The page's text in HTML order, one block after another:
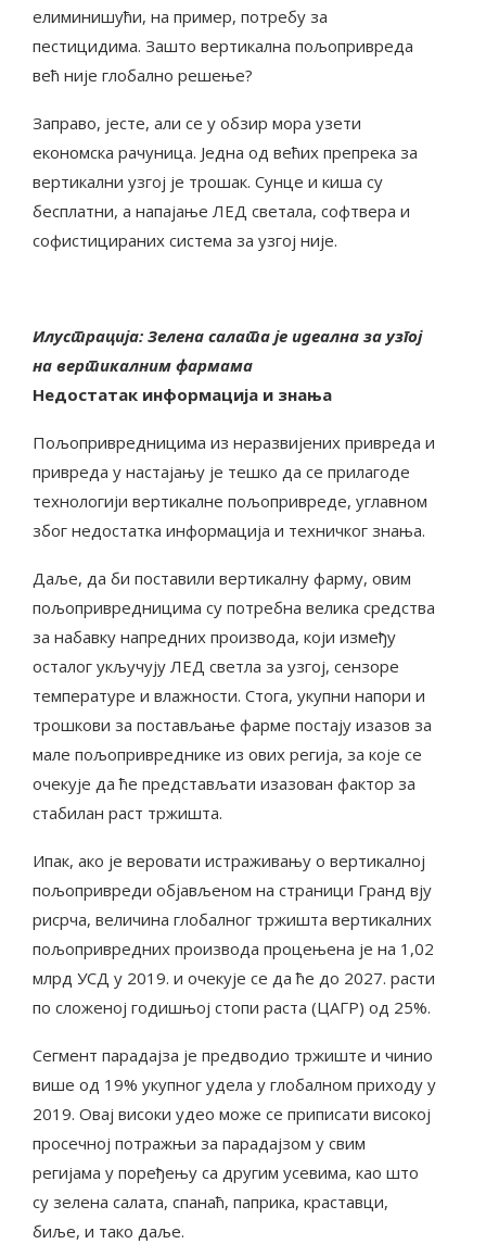
елиминишући, на пример, потребу за
пестицидима. Зашто вертикална пољопривреда
већ није глобално решење?
Заправо, јесте, али се у обзир мора узети
економска рачуница. Једна од већих препрека за
вертикални узгој је трошак. Сунце и киша су
бесплатни, а напајање ЛЕД светала, софтвера и
софистицираних система за узгој није.
Илустрација: Зелена салата је идеална за узгој
на вертикалним фармама
Недостатак информација и знања
Пољопривредницима из неразвијених привреда и
привреда у настајању је тешко да се прилагоде
технологији вертикалне пољопривреде, углавном
због недостатка информација и техничког знања.
Даље, да би поставили вертикалну фарму, овим
пољопривредницима су потребна велика средства
за набавку напредних производа, који између
осталог укључују ЛЕД светла за узгој, сензоре
температуре и влажности. Стога, укупни напори и
трошкови за постављање фарме постају изазов за
мале пољопривреднике из ових регија, за које се
очекује да ће представљати изазован фактор за
стабилан раст тржишта.
Ипак, ако је веровати истраживању о вертикалној
пољопривреди објављеном на страници Гранд вју
рисрча, величина глобалног тржишта вертикалних
пољопривредних производа процењена је на 1,02
млрд УСД у 2019. и очекује се да ће до 2027. расти
по сложеној годишњој стопи раста (ЦАГР) од 25%.
Сегмент парадајза је предводио тржиште и чинио
више од 19% укупног удела у глобалном приходу у
2019. Овај високи удео може се приписати високој
просечној потражњи за парадајзом у свим
регијама у поређењу са другим усевима, као што
су зелена салата, спанаћ, паприка, краставци,
биље, и тако даље.